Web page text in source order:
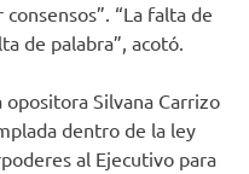
“La falta de
de palabra”, acotó.
opositora Silvana Carrizo
dentro de la ley
al Ejecutivo para